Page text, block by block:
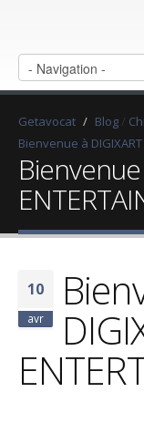
Getavocat / Blog /
Bienvenue à DIGIXART
10
avr